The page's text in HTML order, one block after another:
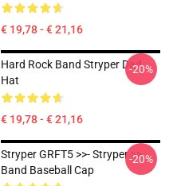
€ 19,78 - € 21,16
Hard Rock Band Stryper Dad
Hat
€ 19,78 - € 21,16
-20%
Stryper GRFT5 >>- Stryper >>
Band Baseball Cap
-20%